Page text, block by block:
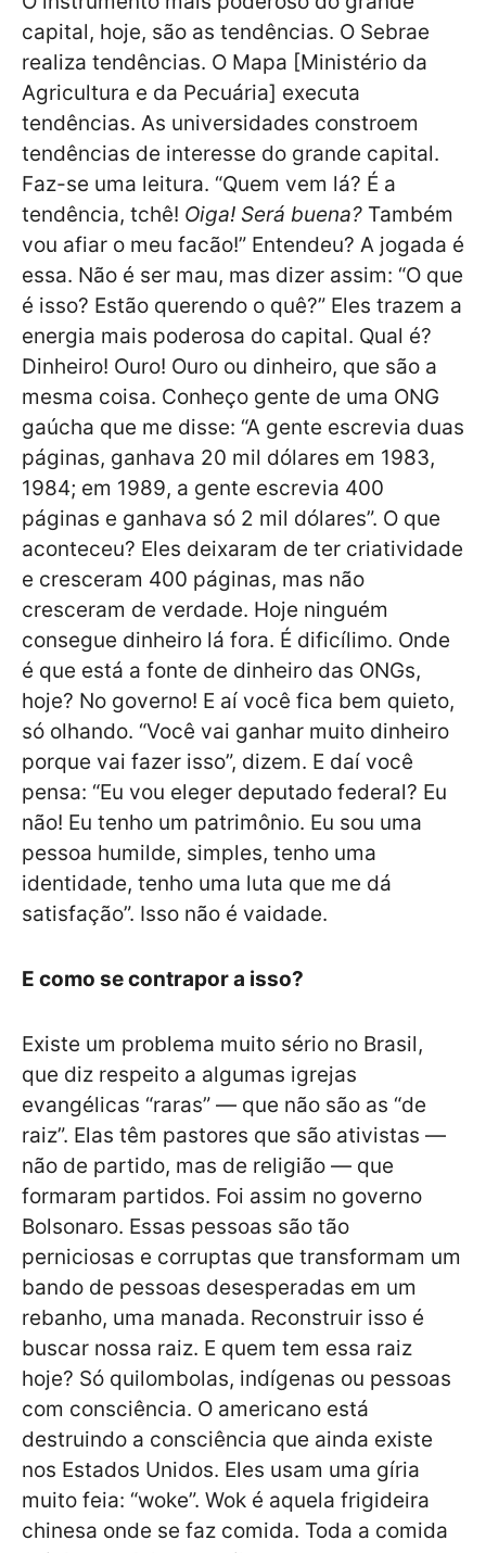
capital, hoje, são as tendências. O Sebrae
realiza tendências. O Mapa [Ministério da
Agricultura e da Pecuária] executa
tendências. As universidades constroem
tendências de interesse do grande capital.
Faz-se uma leitura. “Quem vem lá? É a
tendência, tchê! Oiga! Será buena? Também
vou afiar o meu facão!” Entendeu? A jogada é
essa. Não é ser mau, mas dizer assim: “O que
é isso? Estão querendo o quê?” Eles trazem a
energia mais poderosa do capital. Qual é?
Dinheiro! Ouro! Ouro ou dinheiro, que são a
mesma coisa. Conheço gente de uma ONG
gaúcha que me disse: “A gente escrevia duas
páginas, ganhava 20 mil dólares em 1983,
1984; em 1989, a gente escrevia 400
páginas e ganhava só 2 mil dólares”. O que
aconteceu? Eles deixaram de ter criatividade
e cresceram 400 páginas, mas não
cresceram de verdade. Hoje ninguém
consegue dinheiro lá fora. É dificílimo. Onde
é que está a fonte de dinheiro das ONGs,
hoje? No governo! E aí você fica bem quieto,
só olhando. “Você vai ganhar muito dinheiro
porque vai fazer isso”, dizem. E daí você
pensa: “Eu vou eleger deputado federal? Eu
não! Eu tenho um patrimônio. Eu sou uma
pessoa humilde, simples, tenho uma
identidade, tenho uma luta que me dá
satisfação”. Isso não é vaidade.
E como se contrapor a isso?
Existe um problema muito sério no Brasil,
que diz respeito a algumas igrejas
evangélicas “raras” — que não são as “de
raiz”. Elas têm pastores que são ativistas —
não de partido, mas de religião — que
formaram partidos. Foi assim no governo
Bolsonaro. Essas pessoas são tão
perniciosas e corruptas que transformam um
bando de pessoas desesperadas em um
rebanho, uma manada. Reconstruir isso é
buscar nossa raiz. E quem tem essa raiz
hoje? Só quilombolas, indígenas ou pessoas
com consciência. O americano está
destruindo a consciência que ainda existe
nos Estados Unidos. Eles usam uma gíria
muito feia: “woke”. Wok é aquela frigideira
chinesa onde se faz comida. Toda a comida